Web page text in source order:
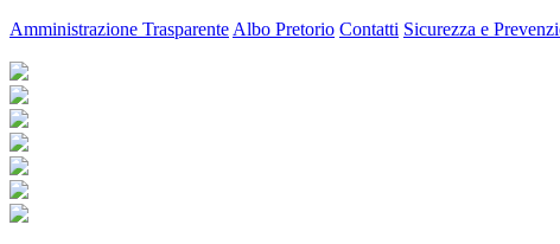
Amministrazione Trasparente Albo Pretorio Contatti Sicurezza e